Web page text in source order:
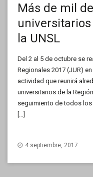
Más de mil
la UNSL
Del 2 al 5 de octubre se
Regionales 2017 (JUR)
actividad que reunirá
universitarios de la
seguimiento de todos los
4 septiembre, 2017